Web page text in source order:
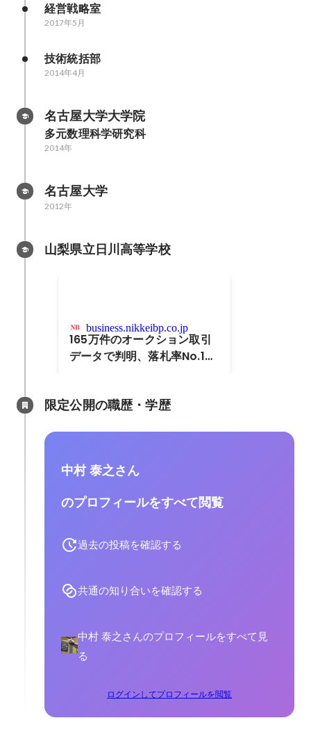
経営戦略室
2017年5月
技術統括部
2014年4月
名古屋大学大学院
多元数理科学研究科
2014年
名古屋大学
2012年
山梨県立日川高等学校
business.nikkeibp.co.jp
165万件のオークション取引
データで判明、落札率No.1ア
限定公開の職歴・学歴
中村 泰之さん
のプロフィールをすべて閲覧
過去の投稿を確認する
共通の知り合いを確認する
中村 泰之さんのプロフィールをすべて見
る
ログインしてプロフィールを閲覧